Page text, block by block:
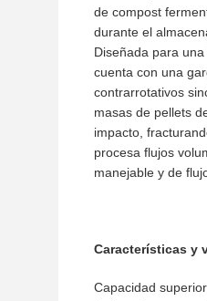
de compost
durante el
Diseñada para
cuenta con una
contrarrotativos
masas de pellets
impacto,
procesa flujos
manejable y de
Características y
Capacidad